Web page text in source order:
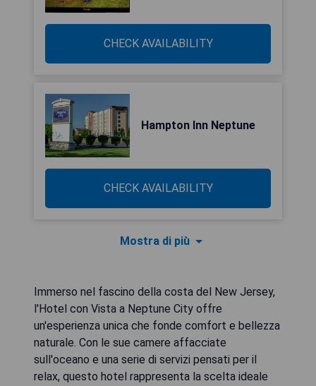
CHECK AVAILABILITY
Hampton Inn Neptune
CHECK AVAILABILITY
Mostra di più
Immerso nel fascino della costa del New Jersey,
l'Hotel con Vista a Neptune City offre
un'esperienza unica che fonde comfort e bellezza
naturale. Con le sue camere affacciate
sull'oceano e una serie di servizi pensati per il
relax, questo hotel rappresenta la scelta ideale